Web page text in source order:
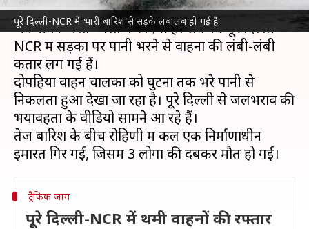
पूरे दिल्ली-NCR में भारी बारिश से सड़के लबालब हो गई हैं
दिल्ली-NCRमें इस मानसून की पहली तेजबारिशने ही
जनजीवन अस्त-व्यस्त कर दिया है। लगभग पूरे दिल्ली-
NCR में सड़कों पर पानी भरने से वाहनों की लंबी-लंबी
कतारें लग गई हैं।
दोपहिया वाहन चालकों को घुटनों तक भरे पानी से
निकलता हुआ देखा जा रहा है। पूरे दिल्ली से जलभराव की
भयावहता के वीडियो सामने आ रहे हैं।
तेज बारिश के बीच रोहिणी में कल एक निर्माणाधीन
ट्रैफिक जाम
पूरे दिल्ली-NCR में थमी वाहनों की रफ्तार